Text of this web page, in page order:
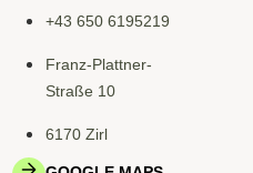
+43 650 6195219
Franz-Plattner-
Straße 10
6170 Zirl